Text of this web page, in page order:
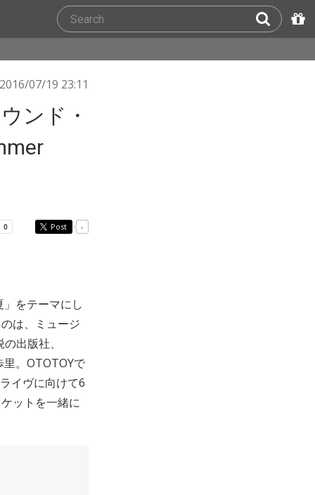
2016/07/19 23:11
ンド・
Post -
をテーマにし
は、ミュージ
出版社、
里。OTOTOYで
イヴに向けて6
ットを一緒に